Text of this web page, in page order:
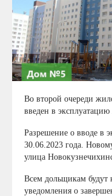
Во второй очереди
введен в
Разрешение о вводе в
30.06.2023 года.
улица
Всем дольщикам будут
уведомления о